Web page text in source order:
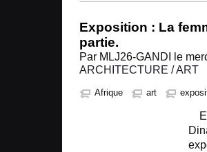
Exposition : La
partie.
Par MLJ26-GANDI le
ARCHITECTURE / ART
Afrique art